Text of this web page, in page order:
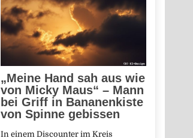
„Meine Hand sah aus wie
von Micky Maus“ – Mann
bei Griff in Bananenkiste
von Spinne gebissen
In einem Discounter im Kreis